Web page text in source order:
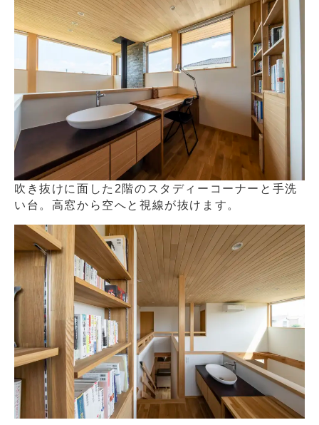
吹き抜けに面した2階のスタディーコーナーと手洗
い台。高窓から空へと視線が抜けます。